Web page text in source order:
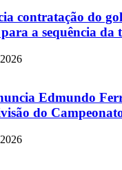
contratação do
a sequência da
Edmundo
do